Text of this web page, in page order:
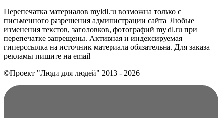
Перепечатка материалов myldl.ru возможна только с
письменного разрешения администрации сайта. Любые
изменения текстов, заголовков, фотографий myldl.ru при
перепечатке запрещены. Активная и индексируемая
гиперссылка на источник материала обязательна. Для заказа
рекламы пишите на еmail
©Проект "Люди для людей" 2013 - 2026